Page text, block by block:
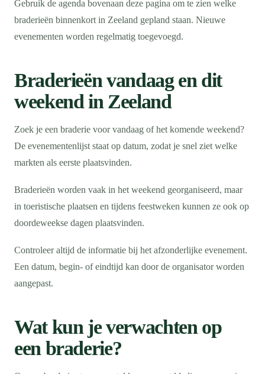
Gebruik de agenda bovenaan deze pagina om te zien welke
braderieën binnenkort in Zeeland gepland staan. Nieuwe
evenementen worden regelmatig toegevoegd.
Braderieën vandaag en dit
weekend in Zeeland
Zoek je een braderie voor vandaag of het komende weekend?
De evenementenlijst staat op datum, zodat je snel ziet welke
markten als eerste plaatsvinden.
Braderieën worden vaak in het weekend georganiseerd, maar
in toeristische plaatsen en tijdens feestweken kunnen ze ook op
doordeweekse dagen plaatsvinden.
Controleer altijd de informatie bij het afzonderlijke evenement.
Een datum, begin- of eindtijd kan door de organisator worden
aangepast.
Wat kun je verwachten op
een braderie?